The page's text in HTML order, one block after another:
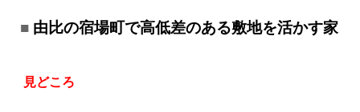
由比の宿場町で高低差のある敷地を活かす家
見どころ